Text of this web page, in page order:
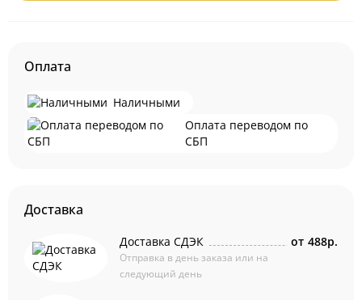
Оплата
Наличными
Оплата переводом по
СБП
Доставка
Доставка СДЭК
Отправка в день заказа или на
следующий день
от 488р.